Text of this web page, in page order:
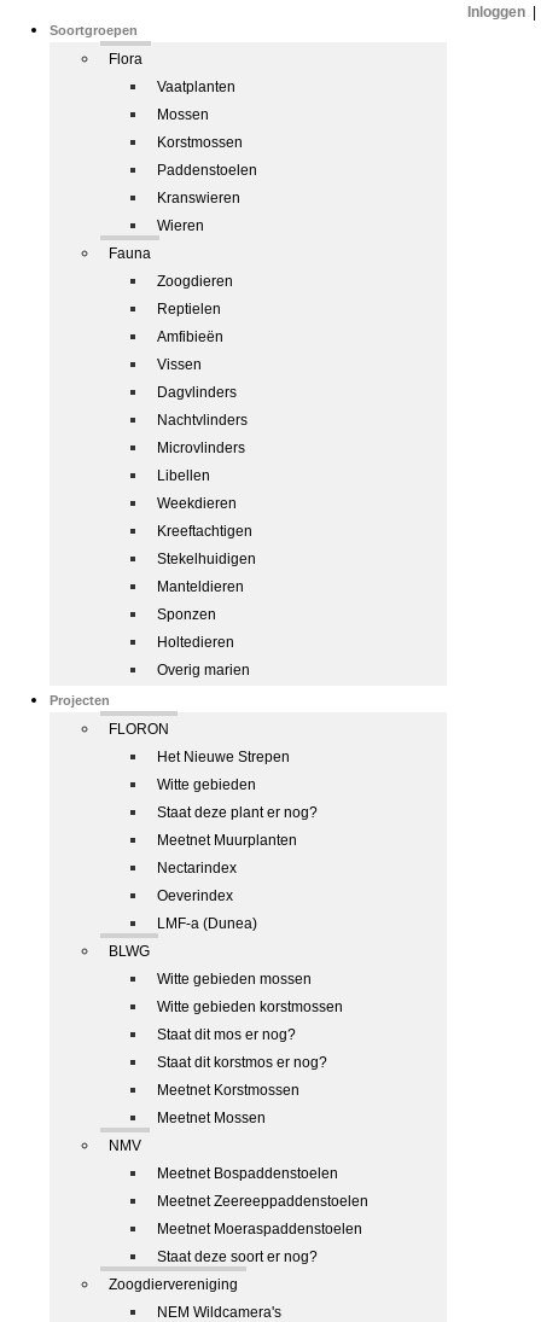
Soortgroepen
Flora
Vaatplanten
Mossen
Korstmossen
Paddenstoelen
Kranswieren
Wieren
Fauna
Zoogdieren
Reptielen
Amfibieën
Vissen
Dagvlinders
Nachtvlinders
Microvlinders
Libellen
Weekdieren
Kreeftachtigen
Stekelhuidigen
Manteldieren
Sponzen
Holtedieren
Overig marien
Projecten
FLORON
Het Nieuwe Strepen
Witte gebieden
Staat deze plant er nog?
Meetnet Muurplanten
Nectarindex
Oeverindex
LMF-a (Dunea)
BLWG
Witte gebieden mossen
Witte gebieden korstmossen
Staat dit mos er nog?
Staat dit korstmos er nog?
Meetnet Korstmossen
Meetnet Mossen
NMV
Meetnet Bospaddenstoelen
Meetnet Zeereeppaddenstoelen
Meetnet Moeraspaddenstoelen
Staat deze soort er nog?
Zoogdiervereniging
NEM Wildcamera's
Inloggen